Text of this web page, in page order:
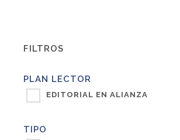
FILTROS
PLAN LECTOR
EDITORIAL EN ALIANZA
TIPO